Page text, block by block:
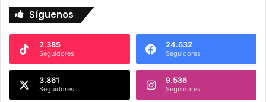
Síguenos
2.385
Seguidores
24.632
Seguidores
3.861
Seguidores
9.536
Seguidores